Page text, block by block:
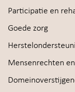
Participatie en
Goede zorg
Mensenrechten